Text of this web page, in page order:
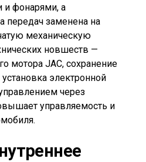
фонарями, а
передач заменена на
механическую
новшеств —
мотора JAC, сохранение
электронной
через
управляемость и